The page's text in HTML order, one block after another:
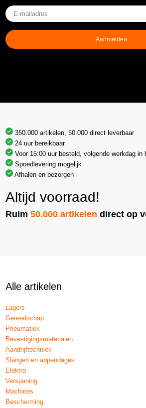
E-
mailadres(Vereist)
Aanmelden
350.000 artikelen, 50.000 direct leverbaar
24 uur bereikbaar
Voor 15:00 uur besteld, volgende werkdag in
Spoedlevering mogelijk
Afhalen en bezorgen
Altijd voorraad!
Ruim50.000 artikelen direct op
Alle artikelen
Lagers
Gereedschap
Pneumatiek
Bevestigingsmaterialen
Aandrijftechniek
Slangen en appendages
Elektra
Verspaning
Machines
Bescherming